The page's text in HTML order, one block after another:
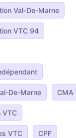
Val-De-Marne
VTC 94
De-Marne CMA
VTC
VTC CPF